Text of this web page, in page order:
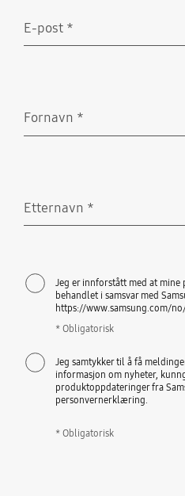
E-post *
Fornavn *
Etternavn *
Jeg er innforstått med at
behandlet i samsvar med
https://www.samsung.com/
* Obligatorisk
Jeg samtykker til å få
informasjon om nyheter,
produktoppdateringer fra
personvernerklæring.
* Obligatorisk